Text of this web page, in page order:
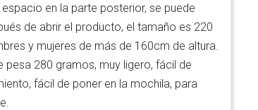
espacio en la parte posterior, se puede
de abrir el producto, el tamaño es 220
y mujeres de más de 160cm de altura.
pesa 280 gramos, muy ligero, fácil de
fácil de poner en la mochila, para